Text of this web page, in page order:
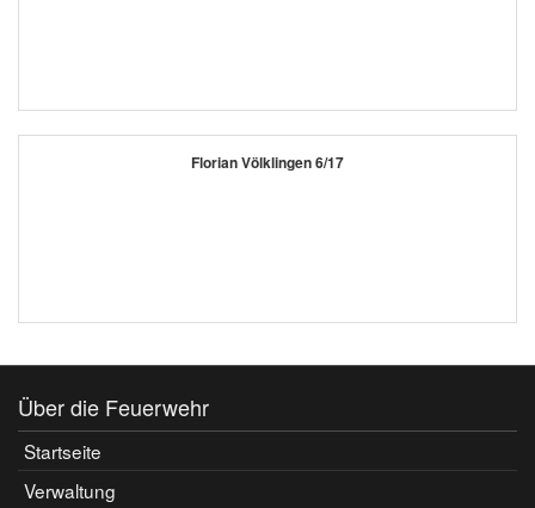
Florian Völklingen 6/17
Über die Feuerwehr
Startseite
Verwaltung